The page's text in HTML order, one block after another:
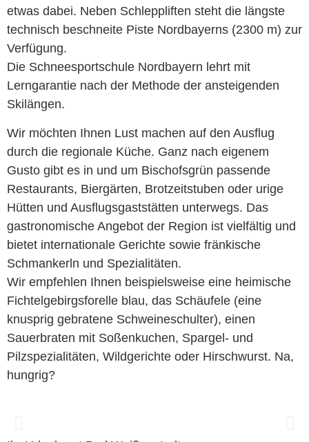
etwas dabei. Neben Schleppliften steht die längste
technisch beschneite Piste Nordbayerns (2300 m) zur
Verfügung.
Die Schneesportschule Nordbayern lehrt mit
Lerngarantie nach der Methode der ansteigenden
Skilängen.
Wir möchten Ihnen Lust machen auf den Ausflug
durch die regionale Küche. Ganz nach eigenem
Gusto gibt es in und um Bischofsgrün passende
Restaurants, Biergärten, Brotzeitstuben oder urige
Hütten und Ausflugsgaststätten unterwegs. Das
gastronomische Angebot der Region ist vielfältig und
bietet internationale Gerichte sowie fränkische
Schmankerln und Spezialitäten.
Wir empfehlen Ihnen beispielsweise eine heimische
Fichtelgebirgsforelle blau, das Schäufele (eine
knusprig gebratene Schweineschulter), einen
Sauerbraten mit Soßenkuchen, Spargel- und
Pilzspezialitäten, Wildgerichte oder Hirschwurst. Na,
hungrig?